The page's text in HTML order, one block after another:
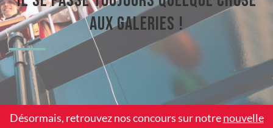
aux Galeries !
Désormais, retrouvez nos concours sur notrenouvelle